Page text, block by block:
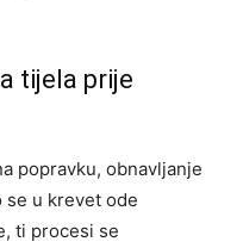
tijela prije
popravku, obnavljanje
se u krevet ode
ti procesi se